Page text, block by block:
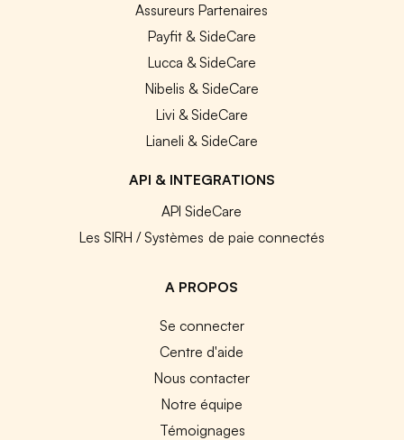
Assureurs Partenaires
Payfit & SideCare
Lucca & SideCare
Nibelis & SideCare
Livi & SideCare
Lianeli & SideCare
API & INTEGRATIONS
API SideCare
Les SIRH / Systèmes de paie connectés
A PROPOS
Se connecter
Centre d'aide
Nous contacter
Notre équipe
Témoignages